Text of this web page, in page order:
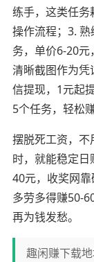
练手，这类任务
操作流程；3.
务，单价6-20
清晰截图作为凭
信提现，1元起
5个任务，轻松
摆脱死工资，不
时，就能稳定
40元，收奖网
多劳多得赚50-
再为钱发愁。
趣闲赚下载地